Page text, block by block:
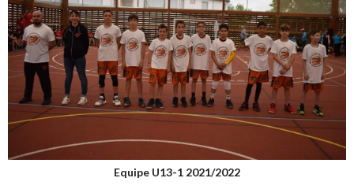
Equipe U13-1 2021/2022